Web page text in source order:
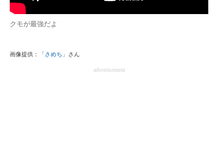
クモが最強だよ
画像提供： 「さめち」 さん
advertisement